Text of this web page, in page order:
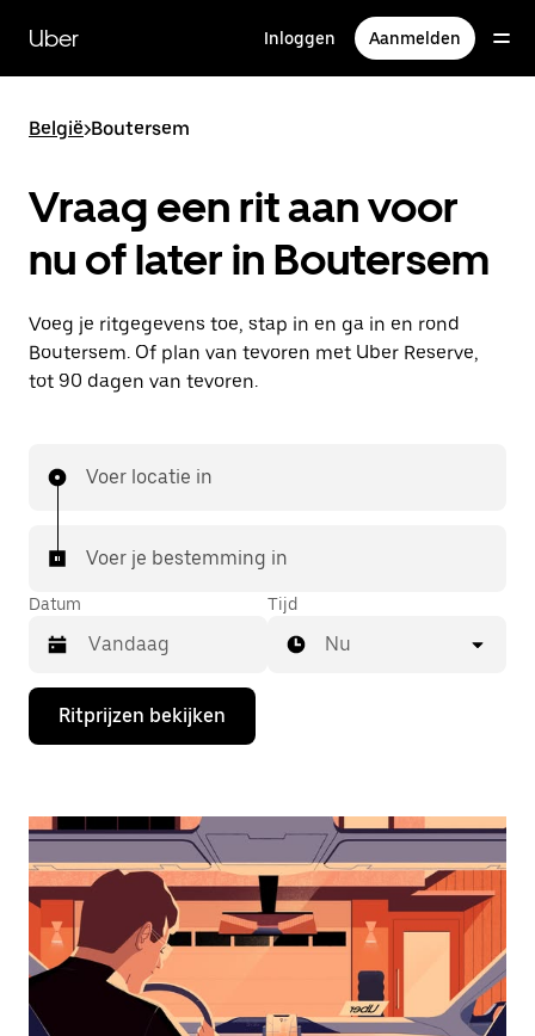
naar
hoofdinhoud
Uber Inloggen Aanmelden
België>Boutersem
Vraag een rit aan voor
nu of later in Boutersem
Voeg je ritgegevens toe, stap in en ga in en rond
Boutersem. Of plan van tevoren met Uber Reserve,
tot 90 dagen van tevoren.
Voer locatie in
Voer je bestemming in
Datum
Druk
de
de
te
openen
een
datum
te
selecteren.
Druk
Tijd
Nu
Ritprijzen bekijken